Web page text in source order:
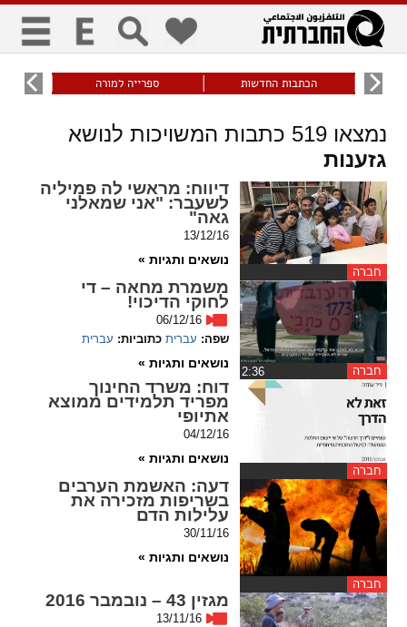
כללי
visibility_off
ביטול הבהובים ניווט מקלדת סימון כותרות
זום
zoom_out
התרחק
גופנים
remove_circle_outline
Decrease font
Increase font
spellcheck
גופן קריא
ניגודיות צבעים
brightness_high
הכתבות החדשות ספרייה למורה עוני
נמצאו519 כתבות המשויכות לנושא
גזענות
חברה
דיווח : מראשי לה פמיליה
לשעבר: "אני שמאלני
גאה"
13/12/16
נושאים ותגיות »
חברה
משמרת מחאה – די
לחוקי הדיכוי!
06/12/16
שפה: עברית כתוביות: עברית
נושאים ותגיות »
חברה
דוח : משרד החינוך
מפריד תלמידים ממוצא
אתיופי
04/12/16
נושאים ותגיות »
חברה
דעה : האשמת הערבים
בשריפות מזכירה את
עלילות הדם
30/11/16
נושאים ותגיות »
מגזין 43 – נובמבר 2016
13/11/16